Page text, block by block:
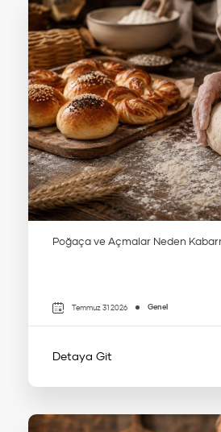
Poğaça ve Açmalar Neden
Temmuz 31 2026 Genel
Detaya Git